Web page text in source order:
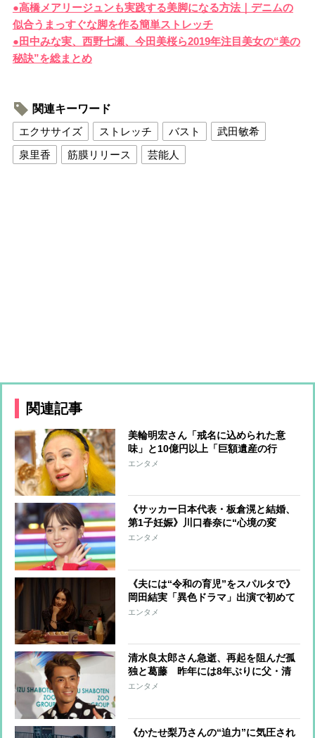
●高橋メアリージュンも実践する美脚になる方法｜デニムの
似合うまっすぐな脚を作る簡単ストレッチ
●田中みな実、西野七瀬、今田美桜ら2019年注目美女の“美の
秘訣”を総まとめ
関連キーワード
エクササイズ
ストレッチ バスト
武田敏希
泉里香
筋膜リリース 芸能人
関連記事
美輪明宏さん「戒名に込められた意
味」と10億円以上「巨額遺産の行
方」 つきっきりで私生活をサポート
エンタメ
《サッカー日本代表・板倉滉と結婚、
第1子妊娠》川口春奈に“心境の変
化”をもたらした主演映画『ママせ
エンタメ
《夫には“令和の育児”をスパルタで》
岡田結実「異色ドラマ」出演で初めて
明かした「育児の哲学」【インタビュ
エンタメ
清水良太郎さん急逝、再起を阻んだ孤
独と葛藤 昨年には8年ぶりに父・清
水アキラと共演、本格的な活動再開に
エンタメ
《かたせ梨乃さんの“迫力”に気圧され